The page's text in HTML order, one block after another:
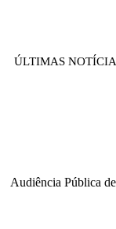
ÚLTIMAS
Audiência Pública